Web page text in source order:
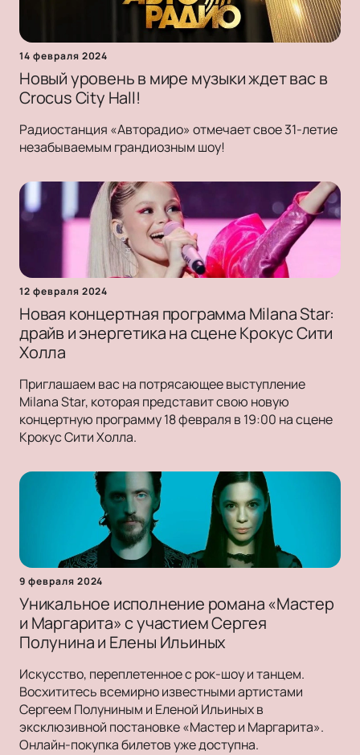
14 февраля 2024
Новый уровень в мире музыки ждет вас в
Crocus City Hall!
Радиостанция «Авторадио» отмечает свое 31-летие
незабываемым грандиозным шоу!
12 февраля 2024
Новая концертная программа Milana Star:
драйв и энергетика на сцене Крокус Сити
Холла
Приглашаем вас на потрясающее выступление
Milana Star, которая представит свою новую
концертную программу 18 февраля в 19:00 на сцене
Крокус Сити Холла.
9 февраля 2024
Уникальное исполнение романа «Мастер
и Маргарита» с участием Сергея
Полунина и Елены Ильиных
Искусство, переплетенное с рок-шоу и танцем.
Восхититесь всемирно известными артистами
Сергеем Полуниным и Еленой Ильиных в
эксклюзивной постановке «Мастер и Маргарита».
Онлайн-покупка билетов уже доступна.